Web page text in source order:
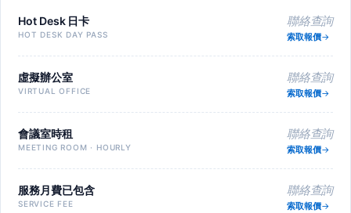
Hot Desk 日卡
HOT DESK DAY PASS
聯絡查詢
索取報價
虛擬辦公室
VIRTUAL OFFICE
聯絡查詢
索取報價
會議室時租
MEETING ROOM · HOURLY
聯絡查詢
索取報價
服務月費已包含
SERVICE FEE
聯絡查詢
索取報價